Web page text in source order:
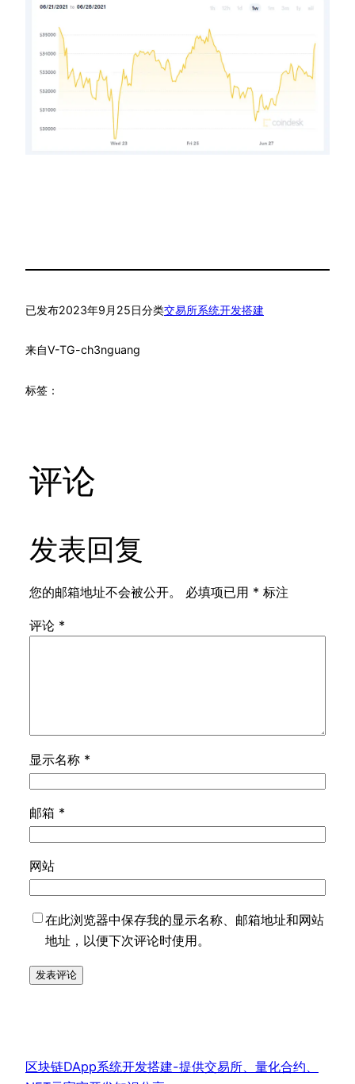
已发布2023年9月25日分类交易所系统开发搭建
来自V-TG-ch3nguang
标签：
评论
发表回复
您的邮箱地址不会被公开。 必填项已用 * 标注
评论 *
显示名称 *
邮箱 *
网站
在此浏览器中保存我的显示名称、邮箱地址和网站
地址，以便下次评论时使用。
区块链DApp系统开发搭建-提供交易所、量化合约、